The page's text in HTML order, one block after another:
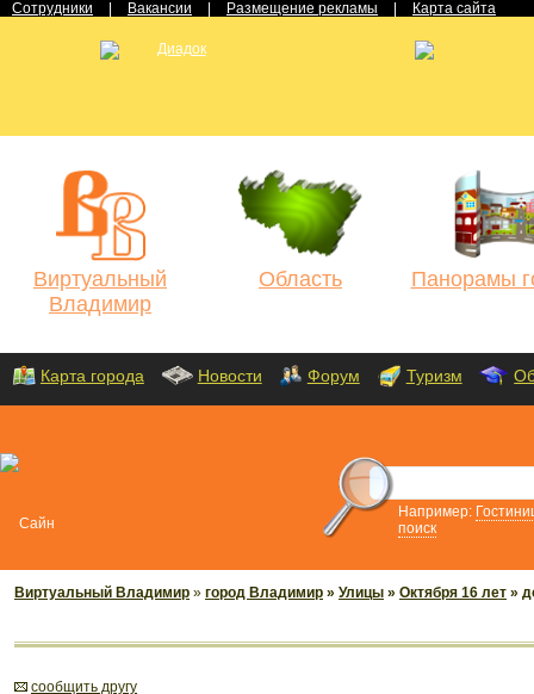
Сотрудники Вакансии Размещение рекламы Карта сайта
Виртуальный
Владимир
Область Панорамы
Карта города Новости Форум Туризм
Например:
поиск
Виртуальный Владимир » город Владимир » Улицы » Октября 16 лет »
cообщить другу